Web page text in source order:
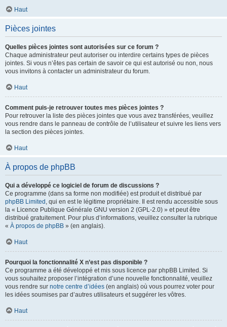
Haut
Pièces jointes
Quelles pièces jointes sont autorisées sur ce forum ?
Chaque administrateur peut autoriser ou interdire certains types de pièces
jointes. Si vous n’êtes pas certain de savoir ce qui est autorisé ou non, nous
vous invitons à contacter un administrateur du forum.
Haut
Comment puis-je retrouver toutes mes pièces jointes ?
Pour retrouver la liste des pièces jointes que vous avez transférées, veuillez
vous rendre dans le panneau de contrôle de l’utilisateur et suivre les liens vers
la section des pièces jointes.
Haut
À propos de phpBB
Qui a développé ce logiciel de forum de discussions ?
Ce programme (dans sa forme non modifiée) est produit et distribué par
phpBB Limited , qui en est le légitime propriétaire. Il est rendu accessible sous
la « Licence Publique Générale GNU version 2 (GPL-2.0) » et peut être
distribué gratuitement. Pour plus d’informations, veuillez consulter la rubrique
« À propos de phpBB » (en anglais).
Haut
Pourquoi la fonctionnalité X n’est pas disponible ?
Ce programme a été développé et mis sous licence par phpBB Limited. Si
vous souhaitez proposer l’intégration d’une nouvelle fonctionnalité, veuillez
vous rendre sur notre centre d’idées (en anglais) où vous pourrez voter pour
les idées soumises par d’autres utilisateurs et suggérer les vôtres.
Haut